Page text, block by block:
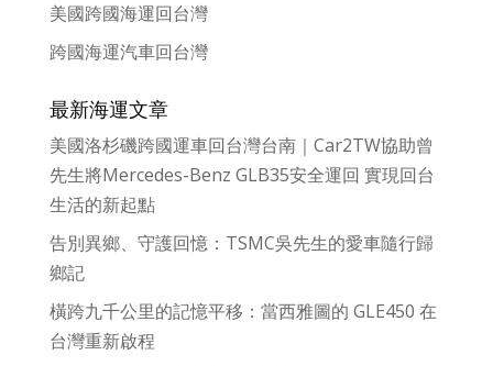
美國跨國海運回台灣
跨國海運汽車回台灣
最新海運文章
美國洛杉磯跨國運車回台灣台南｜Car2TW協助曾
先生將Mercedes-Benz GLB35安全運回 實現回台
生活的新起點
告別異鄉、守護回憶：TSMC吳先生的愛車隨行歸
鄉記
橫跨九千公里的記憶平移：當西雅圖的 GLE450 在
台灣重新啟程